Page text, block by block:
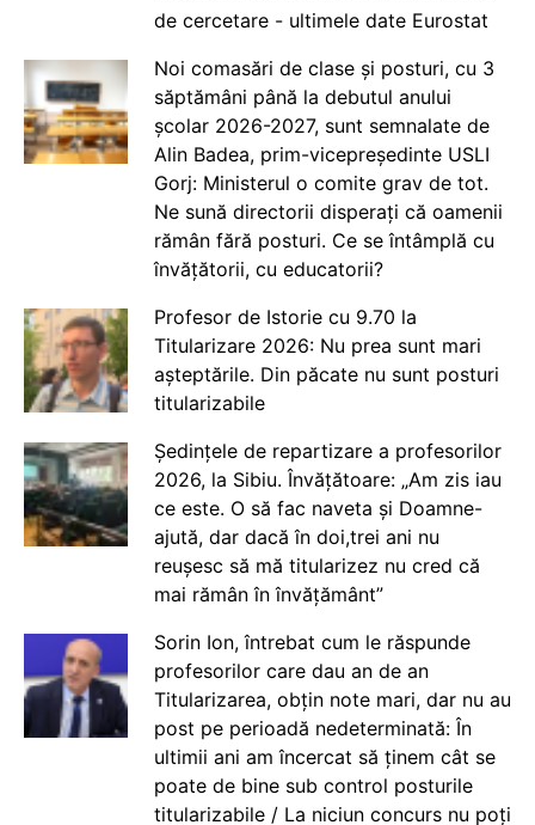
de cercetare - ultimele date Eurostat
Noi comasări de clase și posturi, cu 3
săptămâni până la debutul anului
școlar 2026-2027, sunt semnalate de
Alin Badea, prim-vicepreședinte USLI
Gorj: Ministerul o comite grav de tot.
Ne sună directorii disperați că oamenii
rămân fără posturi. Ce se întâmplă cu
învățătorii, cu educatorii?
Profesor de Istorie cu 9.70 la
Titularizare 2026: Nu prea sunt mari
așteptările. Din păcate nu sunt posturi
titularizabile
Ședințele de repartizare a profesorilor
2026, la Sibiu. Învățătoare: „Am zis iau
ce este. O să fac naveta și Doamne-
ajută, dar dacă în doi,trei ani nu
reușesc să mă titularizez nu cred că
mai rămân în învățământ”
Sorin Ion, întrebat cum le răspunde
profesorilor care dau an de an
Titularizarea, obțin note mari, dar nu au
post pe perioadă nedeterminată: În
ultimii ani am încercat să ținem cât se
poate de bine sub control posturile
titularizabile / La niciun concurs nu poți